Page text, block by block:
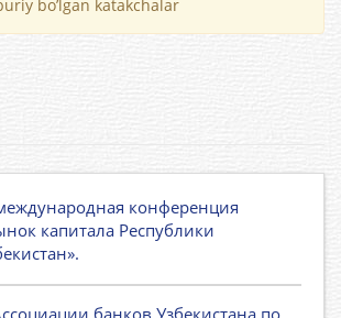
bo’lgan katakchalar
конференция
капитала Республики
банков Узбекистана по